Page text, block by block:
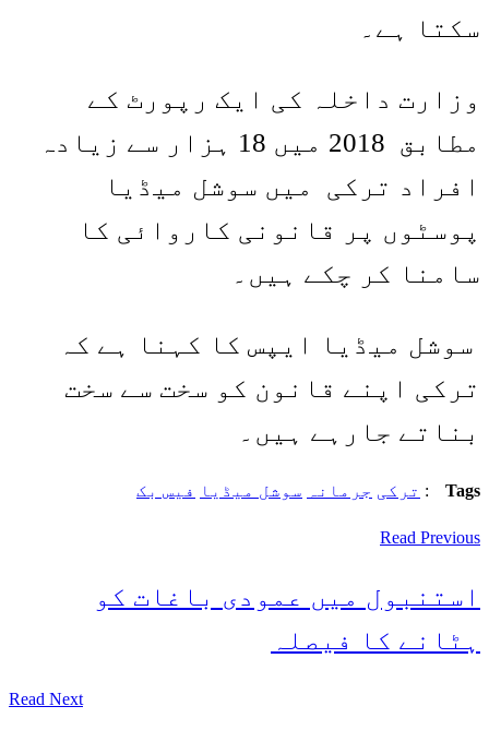
سکتا ہے۔
وزارت داخلہ کی ایک رپورٹ کے
مطابق 2018 میں 18 ہزار سے زیادہ
افراد ترکی میں سوشل میڈیا
پوسٹوں پر قانونی کاروائی کا
سامنا کر چکے ہیں۔
سوشل میڈیا ایپس کا کہنا ہے کہ
ترکی اپنے قانون کو سخت سے سخت
بناتے جارہے ہیں۔
Tags
: ترکی جرمانہ سوشل میڈیا فیس بک
Read Previous
استنبول میں عمودی باغات کو
ہٹانے کا فیصلہ
Read Next